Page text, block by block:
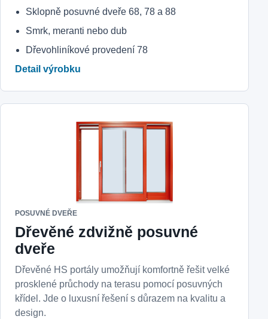
Sklopně posuvné dveře 68, 78 a 88
Smrk, meranti nebo dub
Dřevohliníkové provedení 78
Detail výrobku
POSUVNÉ DVEŘE
Dřevěné zdvižně posuvné
dveře
Dřevěné HS portály umožňují komfortně řešit velké
prosklené průchody na terasu pomocí posuvných
křídel. Jde o luxusní řešení s důrazem na kvalitu a
design.